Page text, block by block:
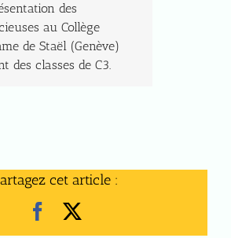
des
au Collège
de Staël (Genève)
des classes de C3.
cet article :
Facebook